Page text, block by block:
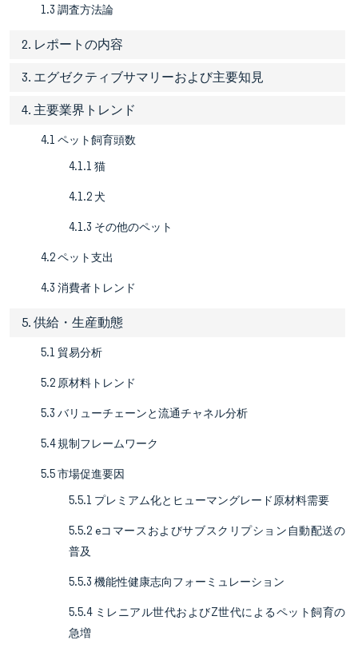
1.3 調査方法論
2. レポートの内容
3. エグゼクティブサマリーおよび主要知見
4. 主要業界トレンド
4.1 ペット飼育頭数
4.1.1 猫
4.1.2 犬
4.1.3 その他のペット
4.2 ペット支出
4.3 消費者トレンド
5. 供給・生産動態
5.1 貿易分析
5.2 原材料トレンド
5.3 バリューチェーンと流通チャネル分析
5.4 規制フレームワーク
5.5 市場促進要因
5.5.1 プレミアム化とヒューマングレード原材料需要
5.5.2 eコマースおよびサブスクリプション自動配送の
普及
5.5.3 機能性健康志向フォーミュレーション
5.5.4 ミレニアル世代およびZ世代によるペット飼育の
急増